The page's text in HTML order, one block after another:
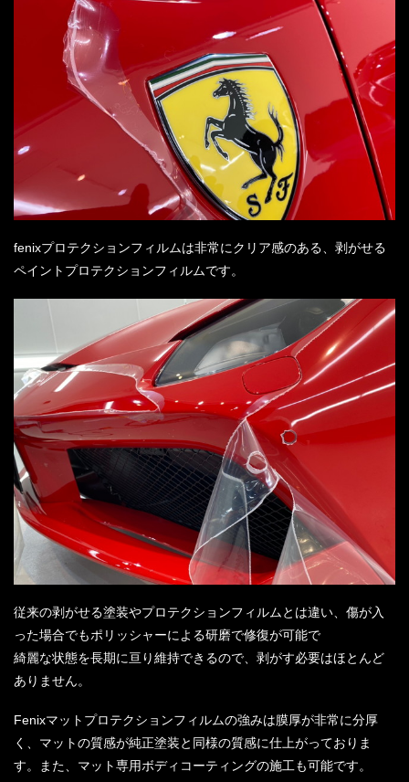
fenixプロテクションフィルムは非常にクリア感のある、剥がせる
ペイントプロテクションフィルムです。
従来の剥がせる塗装やプロテクションフィルムとは違い、傷が入
った場合でもポリッシャーによる研磨で修復が可能で
綺麗な状態を長期に亘り維持できるので、剥がす必要はほとんど
ありません。
Fenixマットプロテクションフィルムの強みは膜厚が非常に分厚
く、マットの質感が純正塗装と同様の質感に仕上がっておりま
す。また、マット専用ボディコーティングの施工も可能です。